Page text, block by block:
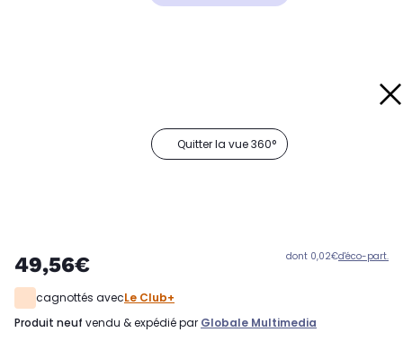
Quitter la vue 360°
49,56€ dont 0,02€d'éco-part.
cagnottés avecLe Club+
produit neuf vendu & expédié par Globale Multimedia